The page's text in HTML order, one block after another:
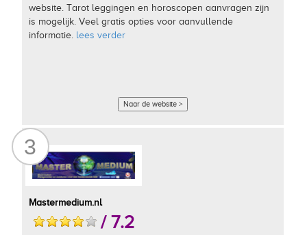
website. Tarot leggingen en horoscopen aanvragen zijn
is mogelijk. Veel gratis opties voor aanvullende
informatie. lees verder
Naar de website >
3
Mastermedium.nl
/ 7.2